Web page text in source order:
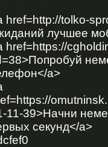
href=http://tolko-
лучшее
href=https://
a>
11-39>Начни
секунд</a>